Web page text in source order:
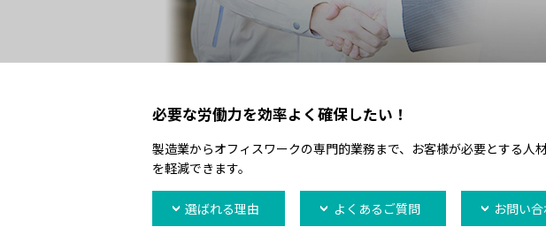
必要な労働力を効率よく確保したい！
製造業からオフィスワークの専門的業務まで、お客様が必要とする
を軽減できます。
選ばれる理由 よくあるご質問 お問い